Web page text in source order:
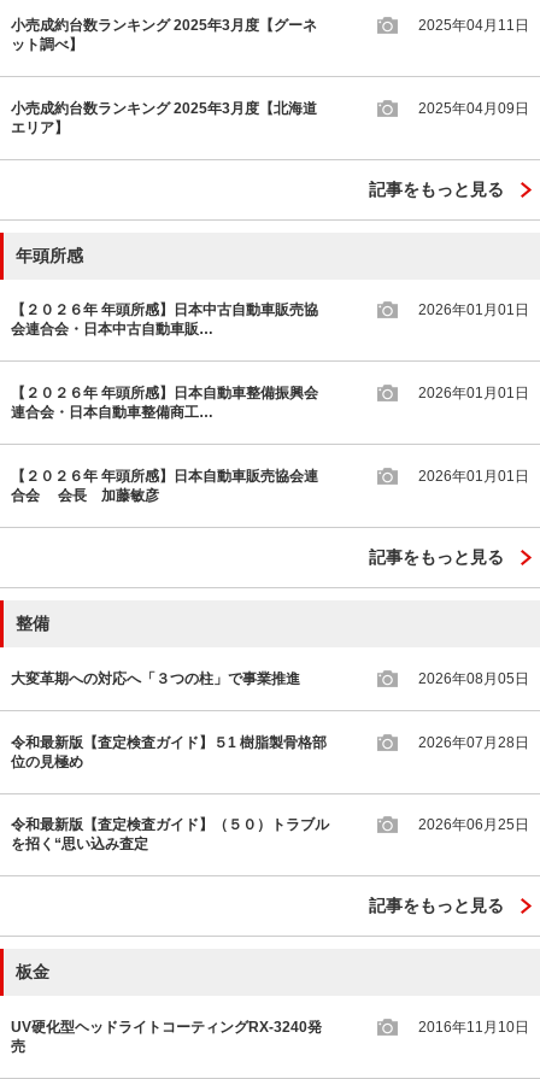
小売成約台数ランキング 2025年3月度【グーネ
ット調べ】
2025年04月11日
小売成約台数ランキング 2025年3月度【北海道
エリア】
2025年04月09日
記事をもっと見る
年頭所感
【２０２６年 年頭所感】日本中古自動車販売協
会連合会・日本中古自動車販…
2026年01月01日
【２０２６年 年頭所感】日本自動車整備振興会
連合会・日本自動車整備商工…
2026年01月01日
【２０２６年 年頭所感】日本自動車販売協会連
合会 会長 加藤敏彦
2026年01月01日
記事をもっと見る
整備
大変革期への対応へ「３つの柱」で事業推進 2026年08月05日
令和最新版【査定検査ガイド】５1 樹脂製骨格部
位の見極め
2026年07月28日
令和最新版【査定検査ガイド】（５０）トラブル
を招く“思い込み査定
2026年06月25日
記事をもっと見る
板金
UV硬化型ヘッドライトコーティングRX-3240発
売
2016年11月10日